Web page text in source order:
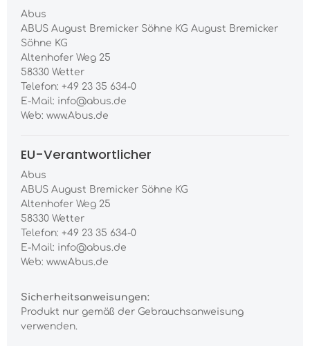
Abus
ABUS August Bremicker Söhne KG August Bremicker
Söhne KG
Altenhofer Weg 25
58330 Wetter
Telefon: +49 23 35 634-0
E-Mail: info@abus.de
Web: www.Abus.de
EU-Verantwortlicher
Abus
ABUS August Bremicker Söhne KG
Altenhofer Weg 25
58330 Wetter
Telefon: +49 23 35 634-0
E-Mail: info@abus.de
Web: www.Abus.de
Sicherheitsanweisungen:
Produkt nur gemäß der Gebrauchsanweisung
verwenden.